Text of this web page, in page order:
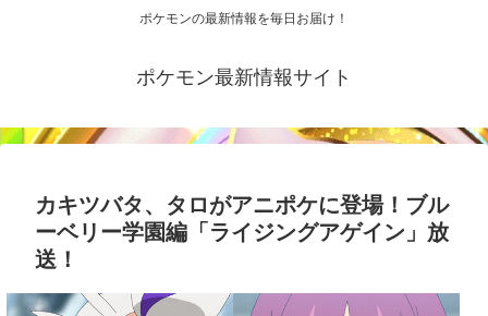
ポケモンの最新情報を毎日お届け！
ポケモン最新情報サイト
カキツバタ、タロがアニポケに登場！ブル
ーベリー学園編「ライジングアゲイン」放
送！